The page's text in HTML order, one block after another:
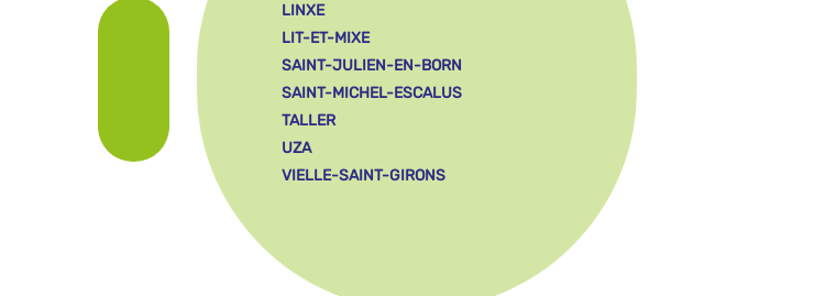
LINXE
LIT-ET-MIXE
SAINT-JULIEN-EN-BORN
SAINT-MICHEL-ESCALUS
TALLER
UZA
VIELLE-SAINT-GIRONS